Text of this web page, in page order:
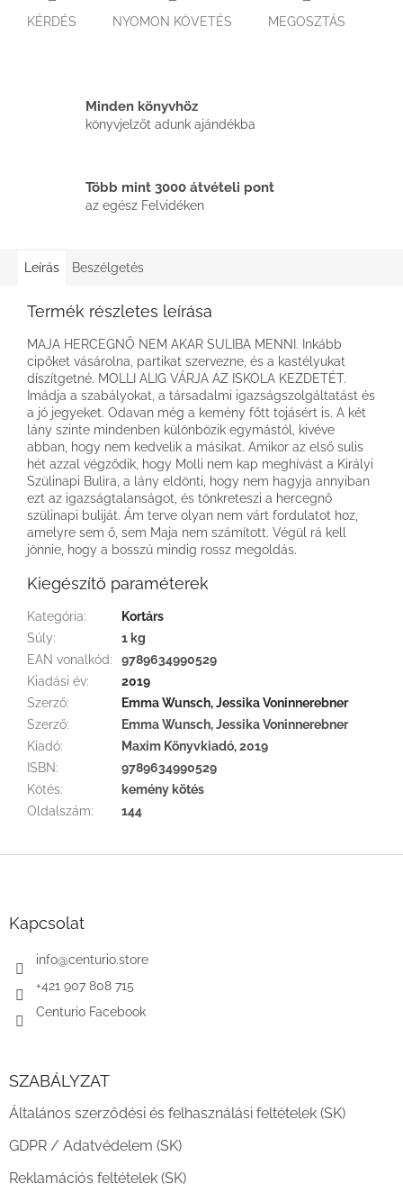
KÉRDÉS NYOMON KÖVETÉS MEGOSZTÁS
Minden könyvhöz
könyvjelzőt adunk ajándékba
Több mint 3000 átvételi pont
az egész Felvidéken
Leírás Beszélgetés
Termék részletes leírása
MAJA HERCEGNŐ NEM AKAR SULIBA MENNI. Inkább
cipőket vásárolna, partikat szervezne, és a kastélyukat
díszítgetné. MOLLI ALIG VÁRJA AZ ISKOLA KEZDETÉT.
Imádja a szabályokat, a társadalmi igazságszolgáltatást és
a jó jegyeket. Odavan még a kemény főtt tojásért is. A két
lány szinte mindenben különbözik egymástól, kivéve
abban, hogy nem kedvelik a másikat. Amikor az első sulis
hét azzal végződik, hogy Molli nem kap meghívást a Királyi
Szülinapi Bulira, a lány eldönti, hogy nem hagyja annyiban
ezt az igazságtalanságot, és tönkreteszi a hercegnő
szülinapi buliját. Ám terve olyan nem várt fordulatot hoz,
amelyre sem ő, sem Maja nem számított. Végül rá kell
jönnie, hogy a bosszú mindig rossz megoldás.
Kiegészítő paraméterek
Kategória:
Kortárs
Súly:
1 kg
EAN vonalkód:
9789634990529
Kiadási év:
2019
Szerző:
Emma Wunsch, Jessika Voninnerebner
Szerző:
Emma Wunsch, Jessika Voninnerebner
Kiadó:
Maxim Könyvkiadó, 2019
ISBN:
9789634990529
Kötés:
kemény kötés
Oldalszám: 144
Kapcsolat
info@centurio.store
+421 907 808 715
Centurio Facebook
SZABÁLYZAT
Általános szerződési és felhasználási feltételek (SK)
GDPR / Adatvédelem (SK)
Reklamációs feltételek (SK)